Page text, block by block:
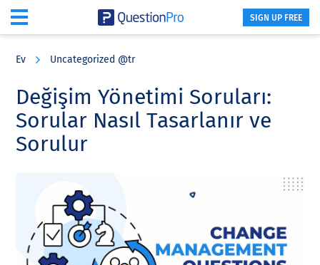
content
sidebar
SIGN UP FREE
Ev Uncategorized @tr
Değişim Yönetimi Soruları:
Sorular Nasıl Tasarlanır ve
Sorulur